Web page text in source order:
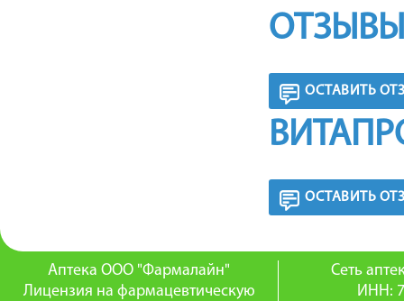
ОСТАВИТЬ
ОСТАВИТЬ
Аптека ООО "Фармалайн"
Лицензия на фармацевтическую
Сеть
ИНН: